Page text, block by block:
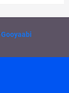
Gooyaabi